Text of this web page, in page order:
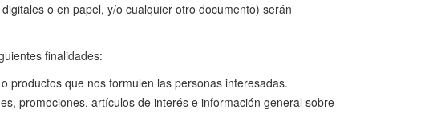
o en papel, y/o cualquier otro documento) serán
finalidades:
productos que nos formulen las personas interesadas.
promociones, artículos de interés e información general sobre